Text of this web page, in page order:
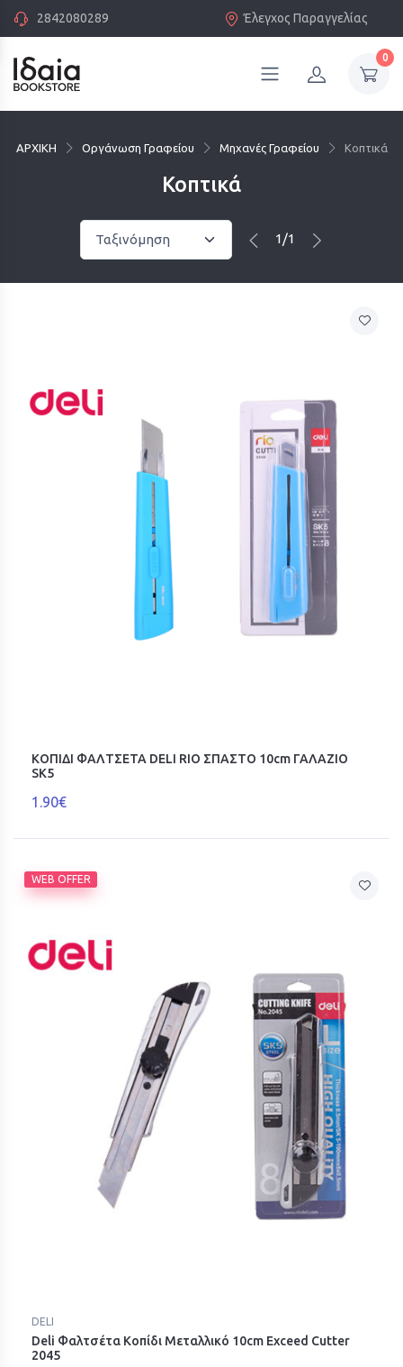
2842080289 Έλεγχος Παραγγελίας
0
ΑΡΧΙΚΗ Οργάνωση Γραφείου Μηχανές Γραφείου Κοπτικά
Κοπτικά
1/1
ΚΟΠΙΔΙ ΦΑΛΤΣΕΤΑ DELI RIO ΣΠΑΣΤΟ 10cm ΓΑΛΑΖΙΟ
SK5
1.90€
WEB OFFER
DELI
Deli Φαλτσέτα Κοπίδι Μεταλλικό 10cm Exceed Cutter
2045